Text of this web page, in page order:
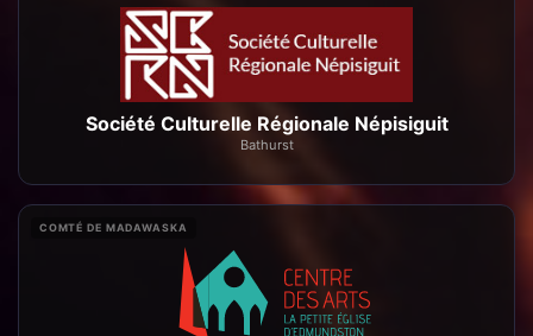
Société Culturelle Régionale Népisiguit
Bathurst
COMTÉ DE MADAWASKA